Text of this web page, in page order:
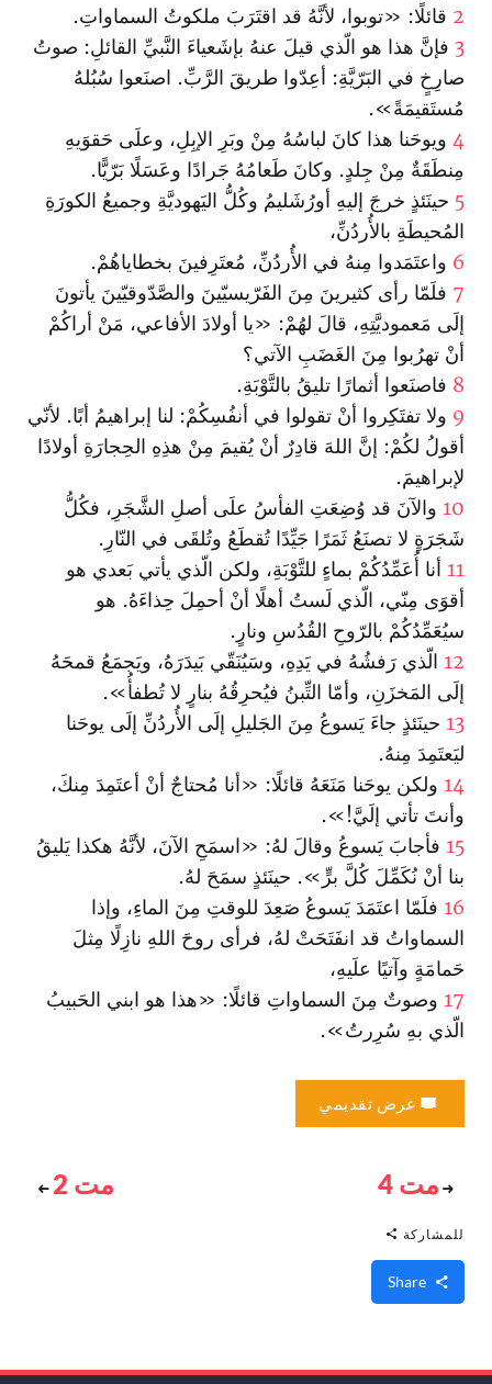
2 قائلًا: «توبوا، لأنَّهُ قد اقتَرَبَ ملكوتُ السماواتِ.
3 فإنَّ هذا هو الّذي قيلَ عنهُ بإشَعياءَ النَّبيِّ القائلِ: صوتُ
صارِخٍ في البَرّيَّةِ: أعِدّوا طريقَ الرَّبِّ. اصنَعوا سُبُلهُ
مُستَقيمَةً».
4 ويوحَنا هذا كانَ لباسُهُ مِنْ وبَرِ الإبِلِ، وعلَى حَقوَيهِ
مِنطَقَةٌ مِنْ جِلدٍ. وكانَ طَعامُهُ جَرادًا وعَسَلًا بَرّيًّا.
5 حينَئذٍ خرجَ إليهِ أورُشَليمُ وكُلُّ اليَهوديَّةِ وجميعُ الكورَةِ
المُحيطَةِ بالأُردُنِّ،
6 واعتَمَدوا مِنهُ في الأُردُنِّ، مُعتَرِفينَ بخطاياهُمْ.
7 فلَمّا رأى كثيرينَ مِنَ الفَرّيسيّينَ والصَّدّوقيّينَ يأتونَ
إلَى مَعموديَّتِهِ، قالَ لهُمْ: «يا أولادَ الأفاعي، مَنْ أراكُمْ
أنْ تهرُبوا مِنَ الغَضَبِ الآتي؟
8 فاصنَعوا أثمارًا تليقُ بالتَّوْبَةِ.
9 ولا تفتَكِروا أنْ تقولوا في أنفُسِكُمْ: لنا إبراهيمُ أبًا. لأنّي
أقولُ لكُمْ: إنَّ اللهَ قادِرٌ أنْ يُقيمَ مِنْ هذِهِ الحِجارَةِ أولادًا
لإبراهيمَ.
10 والآنَ قد وُضِعَتِ الفأسُ علَى أصلِ الشَّجَرِ، فكُلُّ
شَجَرَةٍ لا تصنَعُ ثَمَرًا جَيِّدًا تُقطَعُ وتُلقَى في النّارِ.
11 أنا أُعَمِّدُكُمْ بماءٍ للتَّوْبَةِ، ولكن الّذي يأتي بَعدي هو
أقوَى مِنّي، الّذي لَستُ أهلًا أنْ أحمِلَ حِذاءَهُ. هو
سيُعَمِّدُكُمْ بالرّوحِ القُدُسِ ونارٍ.
12 الّذي رَفشُهُ في يَدِهِ، وسَيُنَقّي بَيدَرَهُ، ويَجمَعُ قمحَهُ
إلَى المَخزَنِ، وأمّا التِّبنُ فيُحرِقُهُ بنارٍ لا تُطفأُ».
13 حينَئذٍ جاءَ يَسوعُ مِنَ الجَليلِ إلَى الأُردُنِّ إلَى يوحَنا
ليَعتَمِدَ مِنهُ.
14 ولكن يوحَنا مَنَعَهُ قائلًا: «أنا مُحتاجٌ أنْ أعتَمِدَ مِنكَ،
وأنتَ تأتي إلَيَّ!».
15 فأجابَ يَسوعُ وقالَ لهُ: «اسمَحِ الآنَ، لأنَّهُ هكذا يَليقُ
بنا أنْ نُكَمِّلَ كُلَّ برٍّ». حينَئذٍ سمَحَ لهُ.
16 فلَمّا اعتَمَدَ يَسوعُ صَعِدَ للوقتِ مِنَ الماءِ، وإذا
السماواتُ قد انفَتَحَتْ لهُ، فرأى روحَ اللهِ نازِلًا مِثلَ
حَمامَةٍ وآتيًا علَيهِ،
17 وصوتٌ مِنَ السماواتِ قائلًا: «هذا هو ابني الحَبيبُ
الّذي بهِ سُرِرتُ».
عرض تقديمي
مت 4 مت 2
للمشاركة